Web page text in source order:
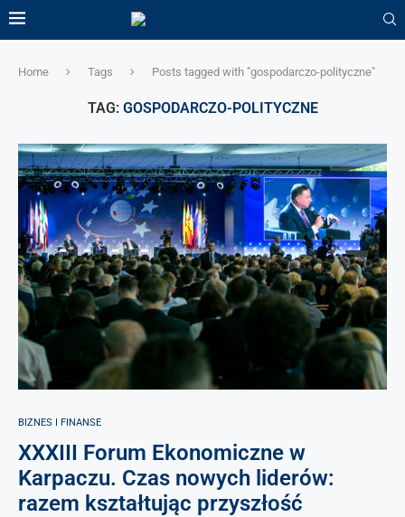
Home Tags Posts tagged with "gospodarczo-polityczne"
TAG: GOSPODARCZO-POLITYCZNE
BIZNES I FINANSE
XXXIII Forum Ekonomiczne w
Karpaczu. Czas nowych liderów:
razem kształtując przyszłość